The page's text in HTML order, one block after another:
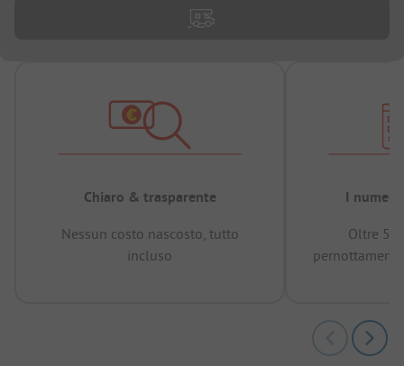
Chiaro & trasparente
Nessun costo nascosto, tutto
incluso
I numeri
Oltre